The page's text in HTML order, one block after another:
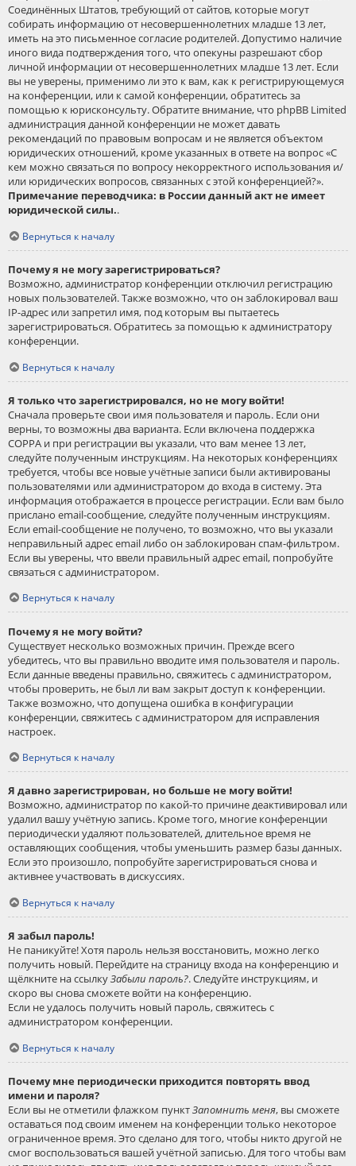
Соединённых Штатов, требующий от сайтов, которые могут
собирать информацию от несовершеннолетних младше 13 лет,
иметь на это письменное согласие родителей. Допустимо наличие
иного вида подтверждения того, что опекуны разрешают сбор
личной информации от несовершеннолетних младше 13 лет. Если
вы не уверены, применимо ли это к вам, как к регистрирующемуся
на конференции, или к самой конференции, обратитесь за
помощью к юрисконсульту. Обратите внимание, что phpBB Limited
администрация данной конференции не может давать
рекомендаций по правовым вопросам и не является объектом
юридических отношений, кроме указанных в ответе на вопрос «С
кем можно связаться по вопросу некорректного использования и/
или юридических вопросов, связанных с этой конференцией?».
Примечание переводчика: в России данный акт не имеет
юридической силы..
Вернуться к началу
Почему я не могу зарегистрироваться?
Возможно, администратор конференции отключил регистрацию
новых пользователей. Также возможно, что он заблокировал ваш
IP-адрес или запретил имя, под которым вы пытаетесь
зарегистрироваться. Обратитесь за помощью к администратору
конференции.
Вернуться к началу
Я только что зарегистрировался, но не могу войти!
Сначала проверьте свои имя пользователя и пароль. Если они
верны, то возможны два варианта. Если включена поддержка
COPPA и при регистрации вы указали, что вам менее 13 лет,
следуйте полученным инструкциям. На некоторых конференциях
требуется, чтобы все новые учётные записи были активированы
пользователями или администратором до входа в систему. Эта
информация отображается в процессе регистрации. Если вам было
прислано email-сообщение, следуйте полученным инструкциям.
Если email-сообщение не получено, то возможно, что вы указали
неправильный адрес email либо он заблокирован спам-фильтром.
Если вы уверены, что ввели правильный адрес email, попробуйте
связаться с администратором.
Вернуться к началу
Почему я не могу войти?
Существует несколько возможных причин. Прежде всего
убедитесь, что вы правильно вводите имя пользователя и пароль.
Если данные введены правильно, свяжитесь с администратором,
чтобы проверить, не был ли вам закрыт доступ к конференции.
Также возможно, что допущена ошибка в конфигурации
конференции, свяжитесь с администратором для исправления
настроек.
Вернуться к началу
Я давно зарегистрирован, но больше не могу войти!
Возможно, администратор по какой-то причине деактивировал или
удалил вашу учётную запись. Кроме того, многие конференции
периодически удаляют пользователей, длительное время не
оставляющих сообщения, чтобы уменьшить размер базы данных.
Если это произошло, попробуйте зарегистрироваться снова и
активнее участвовать в дискуссиях.
Вернуться к началу
Я забыл пароль!
Не паникуйте! Хотя пароль нельзя восстановить, можно легко
получить новый. Перейдите на страницу входа на конференцию и
щёлкните на ссылкуЗабыли пароль?. Следуйте инструкциям, и
скоро вы снова сможете войти на конференцию.
Если не удалось получить новый пароль, свяжитесь с
администратором конференции.
Вернуться к началу
Почему мне периодически приходится повторять ввод
имени и пароля?
Если вы не отметили флажком пунктЗапомнить меня, вы сможете
оставаться под своим именем на конференции только некоторое
ограниченное время. Это сделано для того, чтобы никто другой не
смог воспользоваться вашей учётной записью. Для того чтобы вам